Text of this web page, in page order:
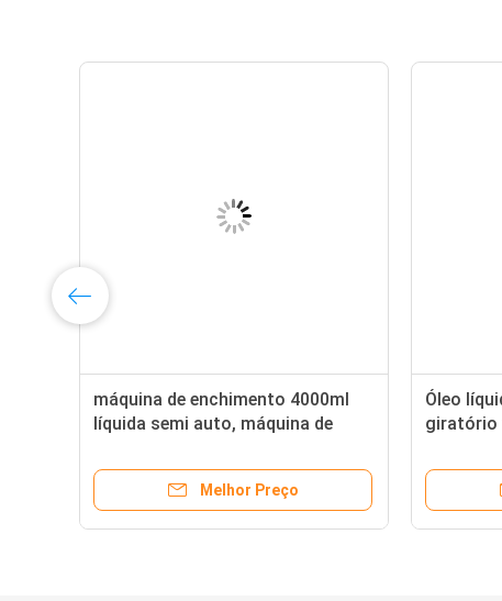
máquina de enchimento 4000ml
líquida semi auto, máquina de
de engrenagem de 10bottles/Min
Melhor Preço
Óleo
giratório